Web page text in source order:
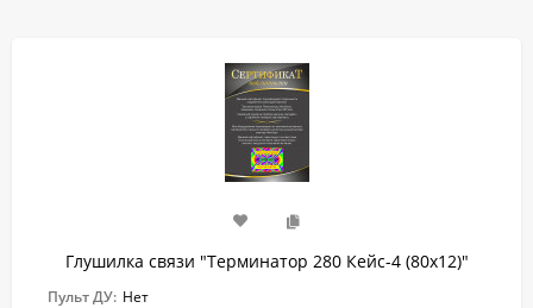
Глушилка связи "Терминатор 280 Кейс-4 (80х12)"
Пульт ДУ: Нет